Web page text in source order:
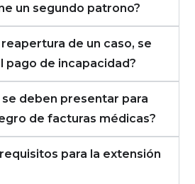
un segundo patrono?
de un caso, se
pago de incapacidad?
deben presentar para
de facturas médicas?
para la extensión